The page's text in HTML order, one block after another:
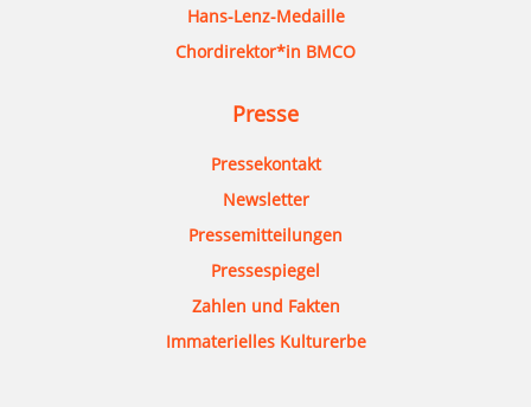
Hans-Lenz-Medaille
Chordirektor*in BMCO
Presse
Pressekontakt
Newsletter
Pressemitteilungen
Pressespiegel
Zahlen und Fakten
Immaterielles Kulturerbe